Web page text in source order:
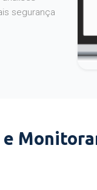
segurança